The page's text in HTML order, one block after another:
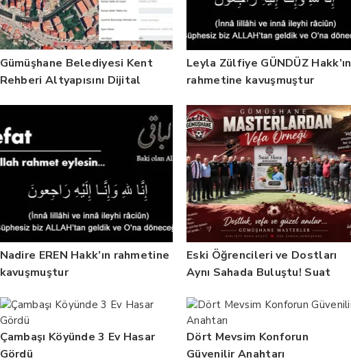
Gümüşhane Belediyesi Kent
Rehberi Altyapısını Dijital
Leyla Zülfiye GÜNDÜZ Hakk’ın
rahmetine kavuşmuştur
Nadire EREN Hakk’ın rahmetine
kavuşmuştur
Eski Öğrencileri ve Dostları
Aynı Sahada Buluştu! Suat
Çambaşı Köyünde 3 Ev Hasar
Gördü
Dört Mevsim Konforun
Güvenilir Anahtarı